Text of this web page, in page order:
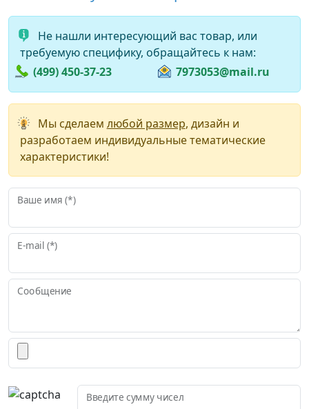
Не нашли интересующий вас товар, или
требуемую специфику, обращайтесь к нам:
(499) 450-37-23
7973053@mail.ru
Мы сделаем любой размер, дизайн и
разработаем индивидуальные тематические
характеристики!
Ваше имя (*)
E-mail (*)
Сообщение
Введите сумму чисел